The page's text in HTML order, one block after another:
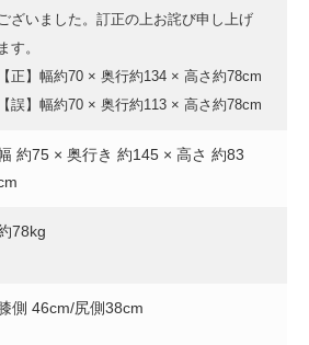
ございました。訂正の上お詫び申し上げ
ます。
【正】幅約70 × 奥行約134 × 高さ約78cm
【誤】幅約70 × 奥行約113 × 高さ約78cm
約75 × 奥行き 約145 × 高さ 約83
78kg
側 46cm/尻側38cm